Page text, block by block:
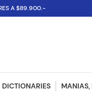
A $89.900.-
DICTIONARIES MANIAS,